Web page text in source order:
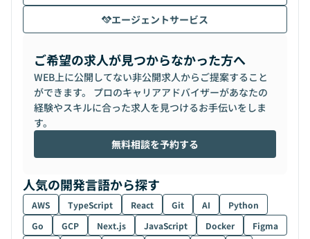
エージェントサービス
ご希望の求人が見つからなかった方へ
WEB上に公開してない非公開求人からご提案すること
ができます。 プロのキャリアアドバイザーがあなたの
経験やスキルに合った求人を見つけるお手伝いをしま
す。
無料相談を予約する
人気の開発言語から探す
AWS TypeScript React Git AI
Python
Go
GCP Next.js JavaScript Docker
Figma